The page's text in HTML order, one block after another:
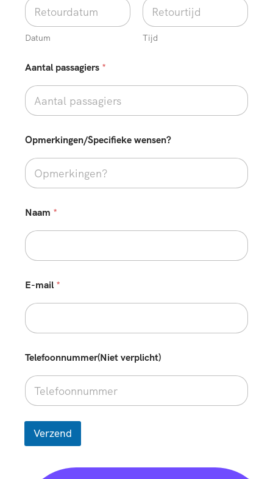
Datum Tijd
e
s
e
n
*
e
e
o
n
n
u
e
(
N
t
Aantal passagiers *
Opmerkingen/Specifieke wensen?
Naam *
E-mail *
Telefoonnummer(Niet verplicht)
Verzend